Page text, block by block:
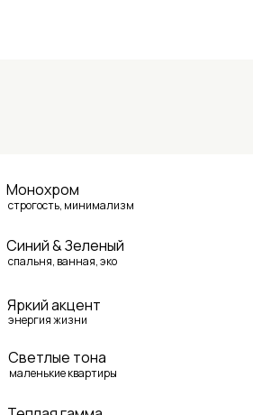
Синий & Зеленый
Яркий акцент
Светлые тона
Монохром
маленькие квартиры
строгость, минимализм
энергия жизни
спальня, ванная, эко